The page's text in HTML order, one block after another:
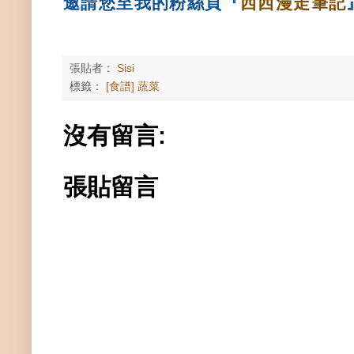
張貼者： Sisi
標籤： [食譜] 蔬菜
沒有留言:
張貼留言